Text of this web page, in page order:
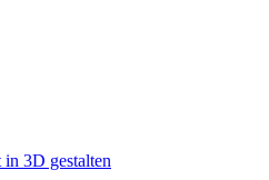
3D gestalten